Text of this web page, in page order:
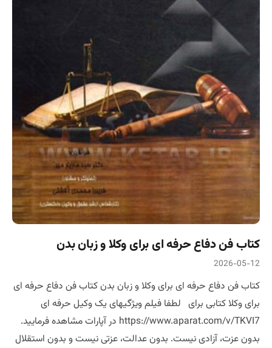
کتاب فن دفاع حرفه ای برای وکلا و زبان بدن
2026-05-12
کتاب فن دفاع حرفه ای برای وکلا و زبان بدن کتاب فن دفاع حرفه ای
برای وکلا کتابی برای لطفا فیلم ویژگیهای یک وکیل حرفه ای
https://www.aparat.com/v/TKVI7 در آپارات مشاهده فرمایید.
بدون عزت، آزادی نیست. بدون عدالت، عزتی نیست و بدون استقلال